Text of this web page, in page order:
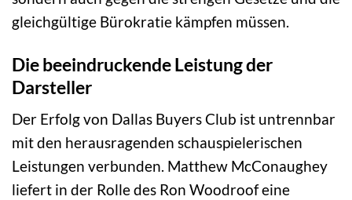
gleichgültige Bürokratie kämpfen müssen.
Die beeindruckende Leistung der
Darsteller
Der Erfolg von Dallas Buyers Club ist untrennbar
mit den herausragenden schauspielerischen
Leistungen verbunden. Matthew McConaughey
liefert in der Rolle des Ron Woodroof eine